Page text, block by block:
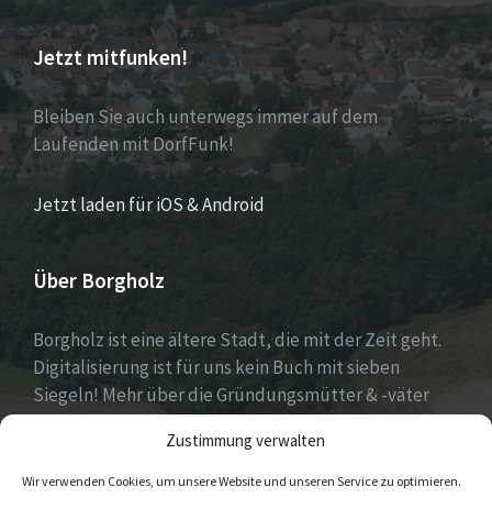
Zustimmung verwalten
Wir verwenden Cookies, um unsere Website und unseren Service zu optimieren.
Jetzt mitfunken!
Bleiben Sie auch unterwegs immer auf dem
Laufenden mit DorfFunk!
Jetzt laden für iOS & Android
Über Borgholz
Borgholz ist eine ältere Stadt, die mit der Zeit geht.
Digitalisierung ist für uns kein Buch mit sieben
Siegeln! Mehr über die Gründungsmütter & -väter
gibt es unterDorfwerkstattund
https://www.digitale-doerfer.de!